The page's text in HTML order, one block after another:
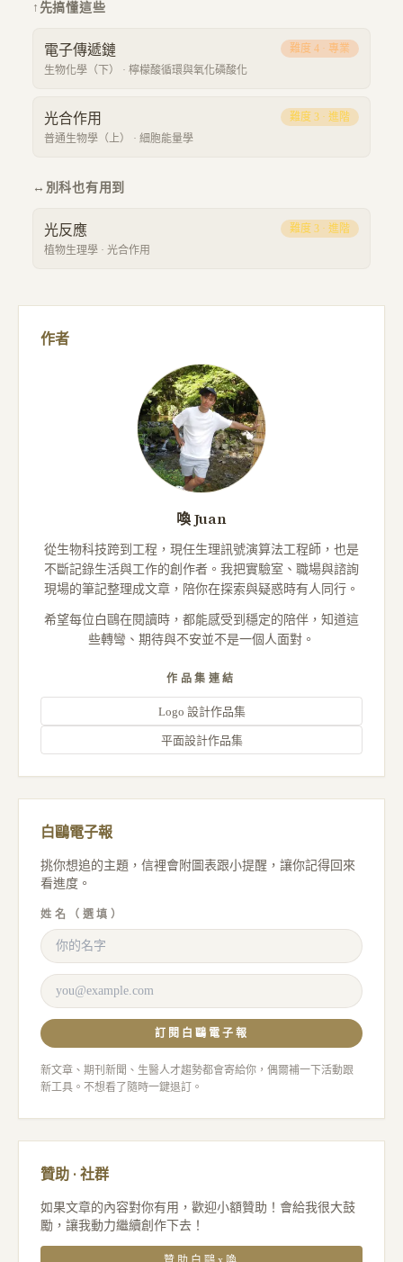
↑ 先搞懂這些
電子傳遞鏈
生物化學（下） · 檸檬酸循環與氧化磷酸化
難度 4 · 專業
光合作用
普通生物學（上） · 細胞能量學
難度 3 · 進階
↔ 別科也有用到
光反應
植物生理學 · 光合作用
難度 3 · 進階
作者
喚 Juan
從生物科技跨到工程，現任生理訊號演算法工程師，也是
不斷記錄生活與工作的創作者。我把實驗室、職場與諮詢
現場的筆記整理成文章，陪你在探索與疑惑時有人同行。
希望每位白鷗在閱讀時，都能感受到穩定的陪伴，知道這
些轉彎、期待與不安並不是一個人面對。
作品集連結
Logo 設計作品集
平面設計作品集
白鷗電子報
挑你想追的主題，信裡會附圖表跟小提醒，讓你記得回來
看進度。
姓名（選填）
訂閱白鷗電子報
新文章、期刊新聞、生醫人才趨勢都會寄給你，偶爾補一下活動跟
新工具。不想看了隨時一鍵退訂。
贊助 · 社群
如果文章的內容對你有用，歡迎小額贊助！會給我很大鼓
勵，讓我動力繼續創作下去！